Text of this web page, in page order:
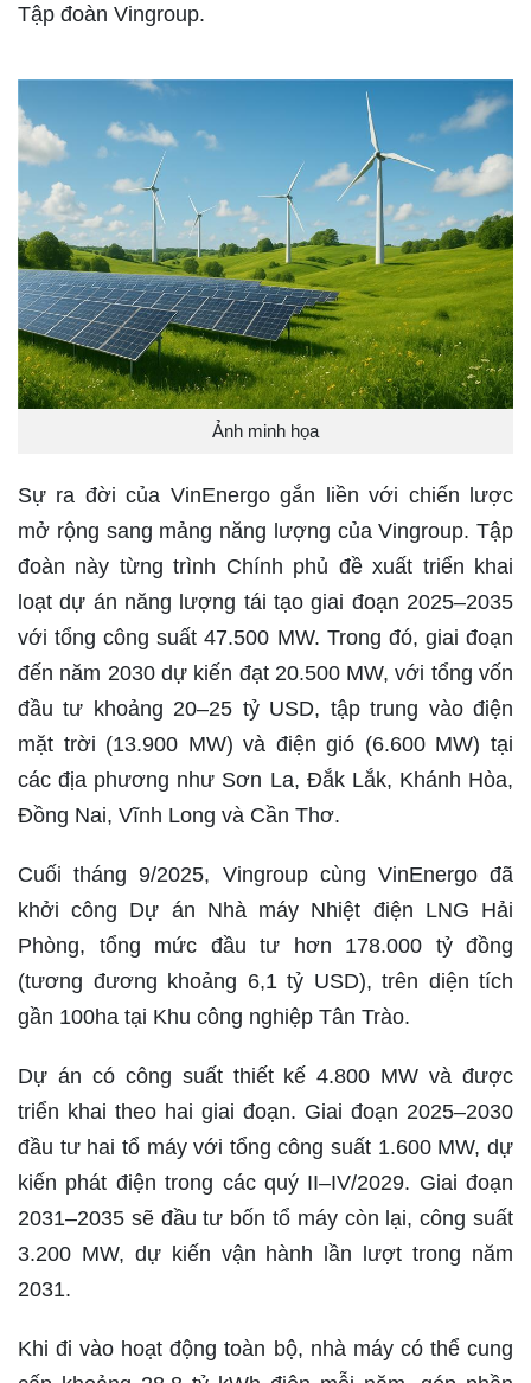
Tập đoàn Vingroup.
Ảnh minh họa
Sự ra đời của VinEnergo gắn liền với chiến lược
mở rộng sang mảng năng lượng của Vingroup. Tập
đoàn này từng trình Chính phủ đề xuất triển khai
loạt dự án năng lượng tái tạo giai đoạn 2025–2035
với tổng công suất 47.500 MW. Trong đó, giai đoạn
đến năm 2030 dự kiến đạt 20.500 MW, với tổng vốn
đầu tư khoảng 20–25 tỷ USD, tập trung vào điện
mặt trời (13.900 MW) và điện gió (6.600 MW) tại
các địa phương như Sơn La, Đắk Lắk, Khánh Hòa,
Đồng Nai, Vĩnh Long và Cần Thơ.
Cuối tháng 9/2025, Vingroup cùng VinEnergo đã
khởi công Dự án Nhà máy Nhiệt điện LNG Hải
Phòng, tổng mức đầu tư hơn 178.000 tỷ đồng
(tương đương khoảng 6,1 tỷ USD), trên diện tích
gần 100ha tại Khu công nghiệp Tân Trào.
Dự án có công suất thiết kế 4.800 MW và được
triển khai theo hai giai đoạn. Giai đoạn 2025–2030
đầu tư hai tổ máy với tổng công suất 1.600 MW, dự
kiến phát điện trong các quý II–IV/2029. Giai đoạn
2031–2035 sẽ đầu tư bốn tổ máy còn lại, công suất
3.200 MW, dự kiến vận hành lần lượt trong năm
2031.
Khi đi vào hoạt động toàn bộ, nhà máy có thể cung